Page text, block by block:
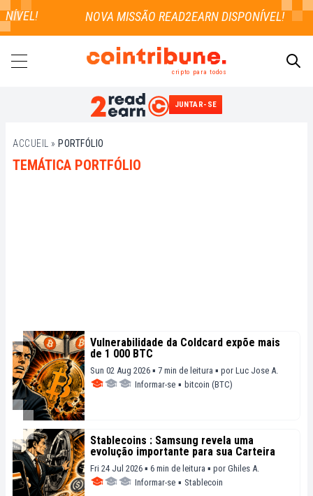
cripto para todos
JUNTAR-SE
ACCUEIL » PORTFÓLIO
TEMÁTICA PORTFÓLIO
Vulnerabilidade da Coldcard expõe mais
de 1 000 BTC
Sun 02 Aug 2026 ▪ 7 min de leitura ▪ por Luc Jose A.
Informar-se ▪ bitcoin (BTC)
Stablecoins : Samsung revela uma
evolução importante para sua Carteira
Fri 24 Jul 2026 ▪ 6 min de leitura ▪ por Ghiles A.
Informar-se ▪ Stablecoin